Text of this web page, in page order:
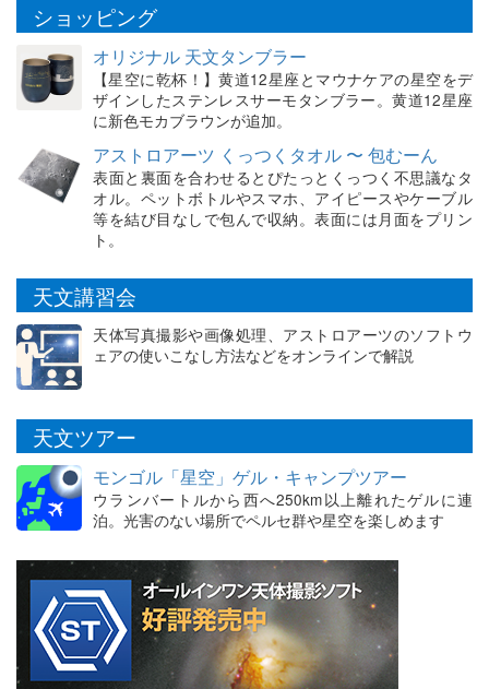
ショッピング
オリジナル 天文タンブラー
【星空に乾杯！】黄道12星座とマウナケアの星空をデ
ザインしたステンレスサーモタンブラー。黄道12星座
に新色モカブラウンが追加。
アストロアーツ くっつくタオル 〜 包むーん
表面と裏面を合わせるとぴたっとくっつく不思議なタ
オル。ペットボトルやスマホ、アイピースやケーブル
等を結び目なしで包んで収納。表面には月面をプリン
ト。
天文講習会
天体写真撮影や画像処理、アストロアーツのソフトウ
ェアの使いこなし方法などをオンラインで解説
天文ツアー
モンゴル「星空」ゲル・キャンプツアー
ウランバートルから西へ250km以上離れたゲルに連
泊。光害のない場所でペルセ群や星空を楽しめます